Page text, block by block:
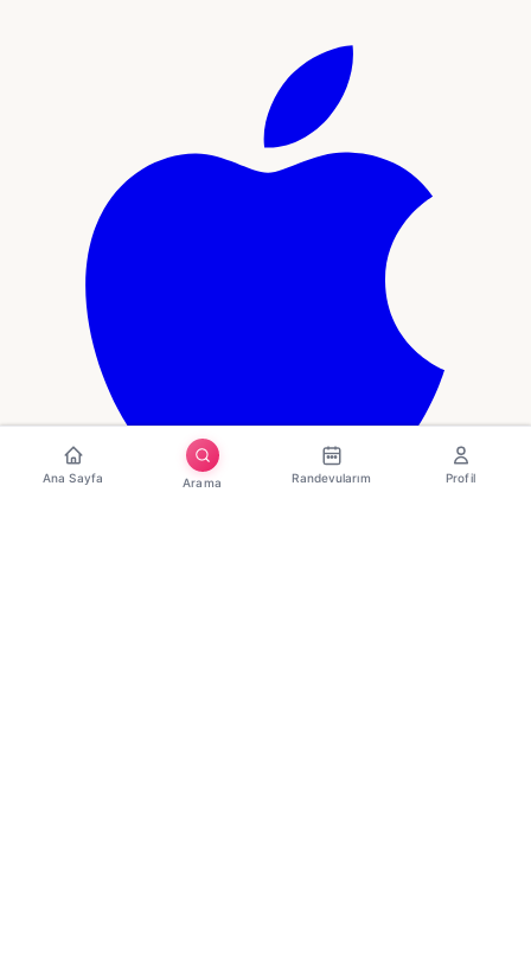
Ana Sayfa Arama Randevularım Profil